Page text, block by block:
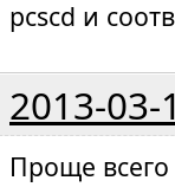
00000097
for a
path: /
00000090
pcscd и
2013-03-
Проще